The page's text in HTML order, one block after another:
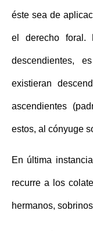
éste sea de
el derecho foral.
descendientes,
existieran
ascendientes
estos, al cónyuge
En última
recurre a los
hermanos,